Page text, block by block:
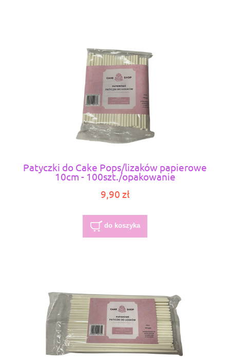
Patyczki do Cake Pops/lizaków papierowe
10cm - 100szt./opakowanie
9,90 zł
do koszyka